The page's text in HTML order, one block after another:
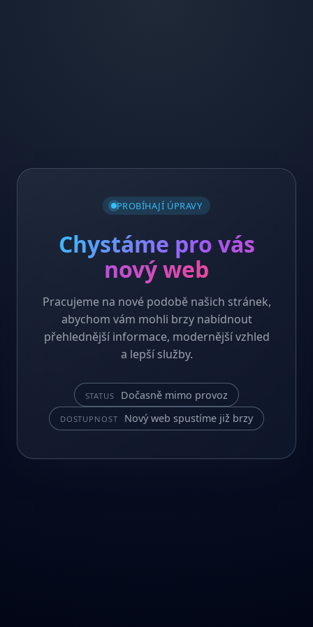
PROBÍHAJÍ ÚPRAVY
Chystáme pro vás
nový web
Pracujeme na nové podobě našich stránek,
abychom vám mohli brzy nabídnout
přehlednější informace, modernější vzhled
a lepší služby.
STATUS Dočasně mimo provoz
DOSTUPNOST Nový web spustíme již brzy